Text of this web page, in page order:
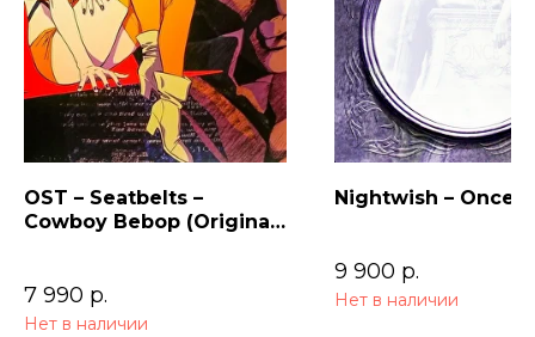
OST – Seatbelts –
Cowboy Bebop (Original
7 990 р.
Нет в наличии
Nightwish – Once
9 900 р.
Нет в наличии